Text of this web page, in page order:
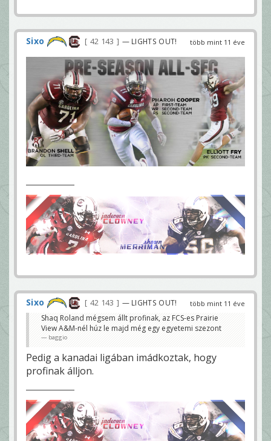
több mint 11 éve
Sixo 42 143 — LIGHTS OUT!
több mint 11 éve
Sixo 42 143 — LIGHTS OUT!
Shaq Roland mégsem állt profinak, az FCS-es Prairie
View A&M-nél húz le majd még egy egyetemi szezont
baggio
Pedig a kanadai ligában imádkoztak, hogy
profinak álljon.